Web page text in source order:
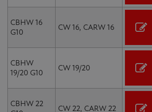
CBHW 16
G10
CW 16, CARW 16
CBHW
19/20 G10
CW 19/20
CBHW 22
CW 22, CARW 22